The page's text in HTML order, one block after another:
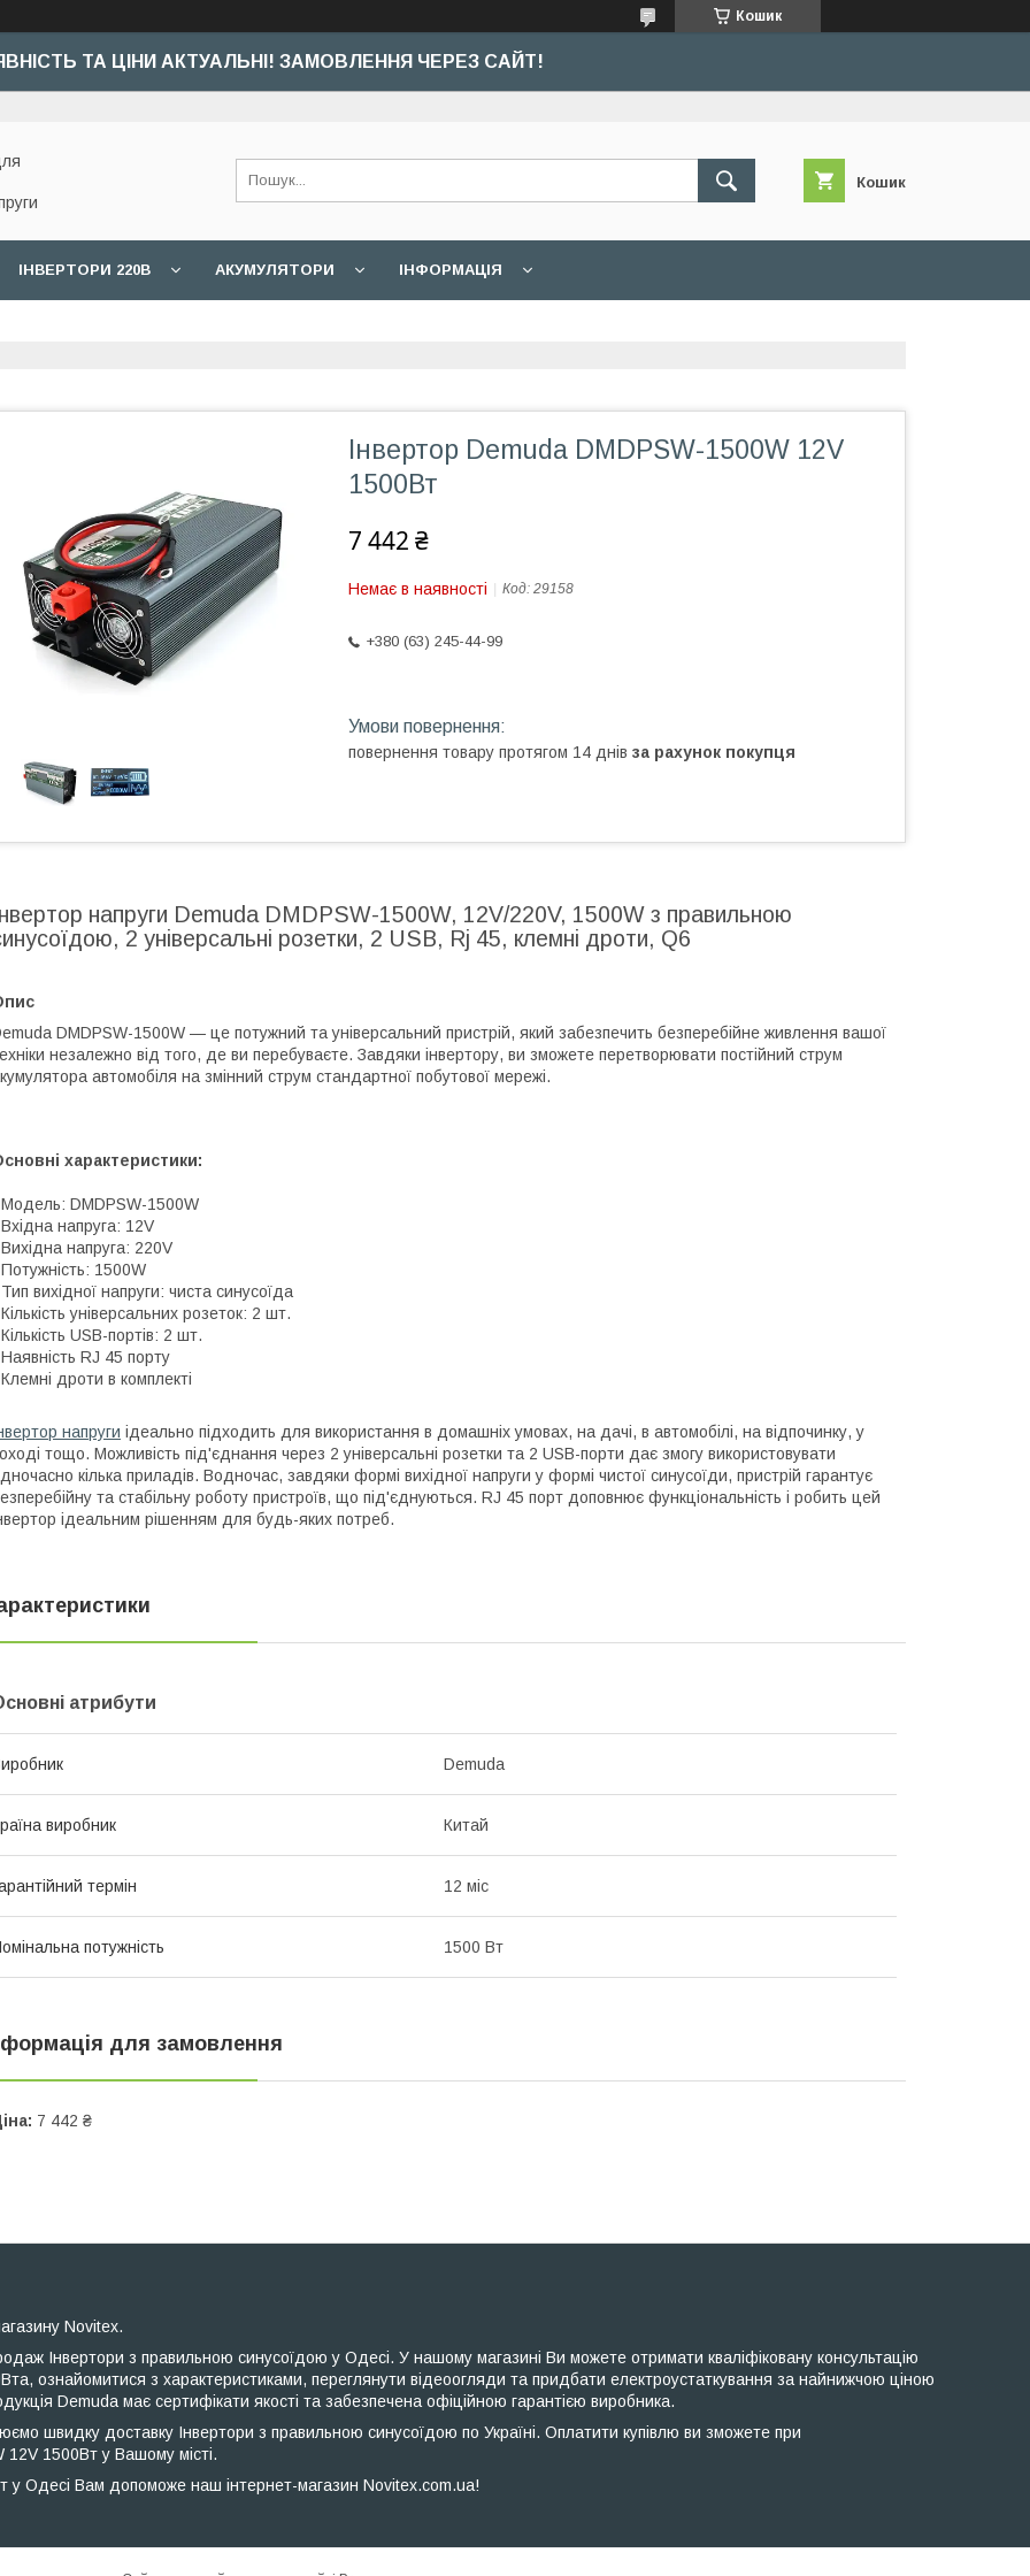
Кошик
ТА ЦІНИ АКТУАЛЬНІ! ЗАМОВЛЕННЯ ЧЕРЕЗ САЙТ!
Кошик
ІНВЕРТОРИ 220В АКУМУЛЯТОРИ ІНФОРМАЦІЯ
Інвертор Demuda DMDPSW-1500W 12V
1500Вт
7 442 ₴
Немає в наявності Код: 29158
+380 (63) 245-44-99
повернення товару протягом 14 днів за рахунок покупця
напруги Demuda DMDPSW-1500W, 12V/220V, 1500W з правильною
2 універсальні розетки, 2 USB, Rj 45, клемні дроти, Q6
DMDPSW-1500W — це потужний та універсальний пристрій, який забезпечить безперебійне живлення вашої
незалежно від того, де ви перебуваєте. Завдяки інвертору, ви зможете перетворювати постійний струм
автомобіля на змінний струм стандартної побутової мережі.
характеристики:
DMDPSW-1500W
напруга: 12V
напруга: 220V
1500W
вихідної напруги: чиста синусоїда
універсальних розеток: 2 шт.
USB-портів: 2 шт.
RJ 45 порту
дроти в комплекті
напруги ідеально підходить для використання в домашніх умовах, на дачі, в автомобілі, на відпочинку, у
тощо. Можливість під'єднання через 2 універсальні розетки та 2 USB-порти дає змогу використовувати
кілька приладів. Водночас, завдяки формі вихідної напруги у формі чистої синусоїди, пристрій гарантує
та стабільну роботу пристроїв, що під'єднуються. RJ 45 порт доповнює функціональність і робить цей
ідеальним рішенням для будь-яких потреб.
атрибути
Demuda
виробник Китай
термін 12 міс
потужність 1500 Вт
для замовлення
7 442 ₴
Novitex.
Інвертори з правильною синусоїдою у Одесі. У нашому магазині Ви можете отримати кваліфіковану консультацію
ознайомитися з характеристиками, переглянути відеоогляди та придбати електроустаткування за найнижчою ціною
Demuda має сертифікати якості та забезпечена офіційною гарантією виробника.
швидку доставку Інвертори з правильною синусоїдою по Україні. Оплатити купівлю ви зможете при
12V 1500Вт у Вашому місті.
у Одесі Вам допоможе наш інтернет-магазин Novitex.com.ua!